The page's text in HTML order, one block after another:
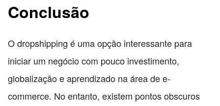
Conclusão
O dropshipping é uma opção interessante para
iniciar um negócio com pouco investimento,
globalização e aprendizado na área de e-
commerce. No entanto, existem pontos obscuros